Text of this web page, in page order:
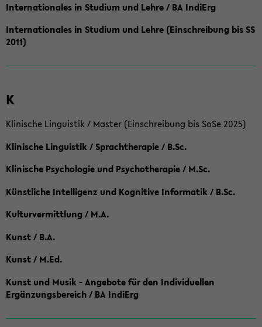
Internationales in Studium und Lehre / BA IndiErg
Internationales in Studium und Lehre (Einschreibung bis SS
2011)
K
Klinische Linguistik / Master (Einschreibung bis SoSe 2025)
Klinische Linguistik / Sprachtherapie / B.Sc.
Klinische Psychologie und Psychotherapie / M.Sc.
Künstliche Intelligenz und Kognitive Informatik / B.Sc.
Kulturvermittlung / M.A.
Kunst / B.A.
Kunst / M.Ed.
Kunst und Musik - Angebote für den Individuellen
Ergänzungsbereich / BA IndiErg